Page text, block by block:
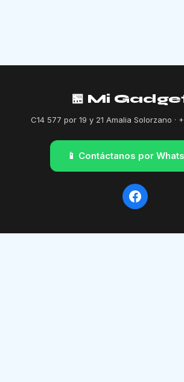
🏪 Mi
C14 577 por 19 y 21 Amalia Solorzano ·
📱 Contáctanos por